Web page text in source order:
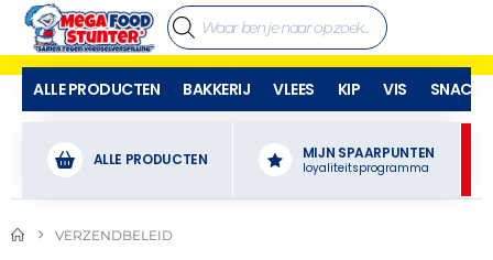
ALLE PRODUCTEN BAKKERIJ VLEES KIP VIS SNACKS
ALLE PRODUCTEN MIJN SPAARPUNTEN
loyaliteitsprogramma
VERZENDBELEID